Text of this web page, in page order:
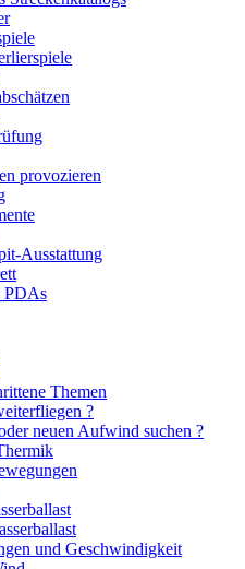
provozieren
Ausstattung
PDAs
Themen
?
neuen Aufwind suchen ?
und Geschwindigkeit